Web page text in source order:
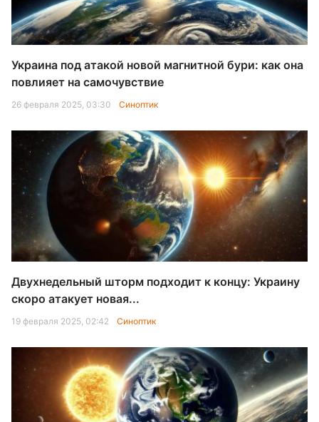
Украина под атакой новой магнитной бури: как она
повлияет на самочувствие
26 февраля 2025, 03:30 Синоптик
Двухнедельный шторм подходит к концу: Украину
скоро атакует новая...
19 февраля 2025, 02:42 Синоптик